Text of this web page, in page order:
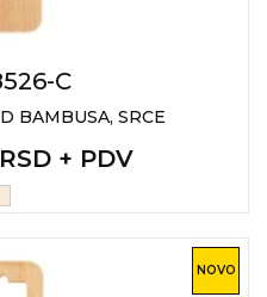
C
BAMBUSA, SRCE
+ PDV
NOVO